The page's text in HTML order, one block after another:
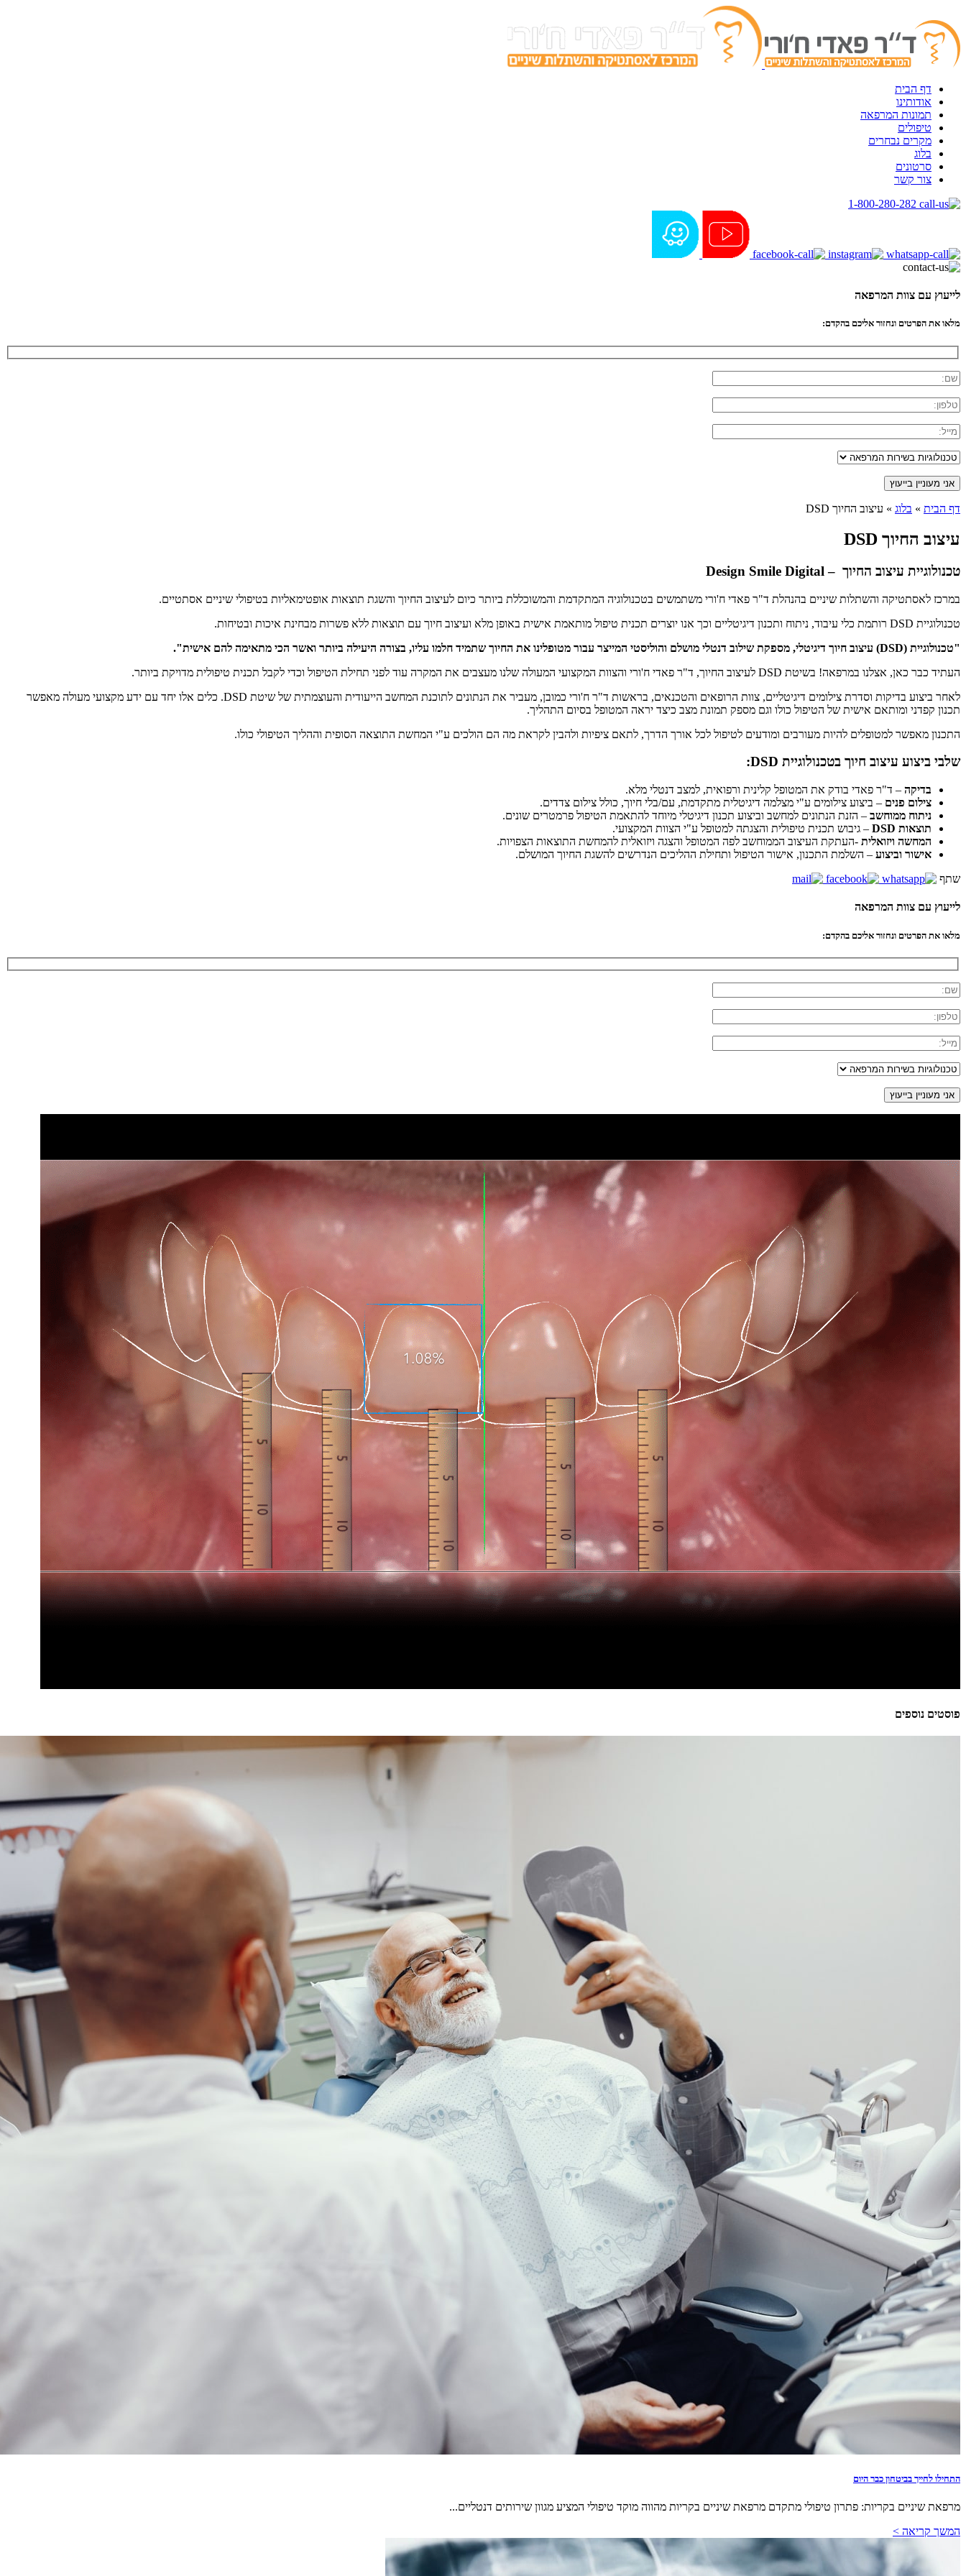
דף הבית
אודותינו
תמונות המרפאה
טיפולים
מקרים נבחרים
בלוג
סרטונים
צור קשר
1-800-280-282
לייעוץ עם צוות המרפאה
מלאו את הפרטים ונחזור אליכם בהקדם:
דף הבית » בלוג » עיצוב החיוך DSD
עיצוב החיוך DSD
טכנולוגיית עיצוב החיוך – Design Smile Digital
במרכז לאסתטיקה והשתלות שיניים בהנהלת ד"ר פאדי ח'ורי משתמשים בטכנולוגיה המתקדמת והמשוכללת ביותר כיום לעיצוב החיוך והשגת תוצאות אופטימאליות בטיפולי שיניים אסתטיים.
טכנולוגיית DSD רותמת כלי עיבוד, ניתוח ותכנון דיגיטליים וכך אנו יוצרים תכנית טיפול מותאמת אישית באופן מלא ועיצוב חיוך עם תוצאות ללא פשרות מבחינת איכות ובטיחות.
"טכנולוגיית (DSD) עיצוב חיוך דיגיטלי, מספקת שילוב דנטלי מושלם והוליסטי המייצר עבור
מטופלינו את החיוך שתמיד חלמו עליו, בצורה היעילה ביותר ואשר הכי מתאימה להם אישית".
העתיד כבר כאן, אצלנו במרפאה! בשיטת DSD לעיצוב החיוך, ד"ר פאדי ח'ורי והצוות המקצועי המעולה שלנו מעצבים את המקרה עוד לפני תחילת הטיפול וכדי לקבל תכנית טיפולית מדויקת ביותר.
לאחר ביצוע בדיקות וסדרת צילומים דיגיטליים, צוות הרופאים והטכנאים, בראשות ד"ר ח'ורי כמובן, מעביר את הנתונים לתוכנת המחשב הייעודית והעוצמתית של שיטת DSD. כלים אלו יחד עם ידע מקצועי מעולה מאפשר
תכנון קפדני ומותאם אישית של הטיפול כולו וגם מספק תמונת מצב כיצד יראה המטופל בסיום התהליך.
התכנון מאפשר למטופלים להיות מעורבים ומודעים לטיפול לכל אורך הדרך, לתאם ציפיות ולהבין לקראת מה הם הולכים ע"י המחשת התוצאה הסופית וההליך הטיפולי כולו.
שלבי ביצוע עיצוב חיוך בטכנולוגיית DSD:
בדיקה – ד"ר פאדי בודק את המטופל קלינית ורפואית, למצב דנטלי מלא.
צילום פנים – ביצוע צילומים ע"י מצלמה דיגיטלית מתקדמת, עם/בלי חיוך, כולל צילום צדדים.
ניתוח ממוחשב – הזנת הנתונים למחשב וביצוע תכנון דיגיטלי מיוחד להתאמת הטיפול פרמטרים שונים.
תוצאות DSD
– גיבוש תכנית טיפולית והצגתה למטופל ע"י הצוות המקצועי.
המחשה ויזואלית -העתקת העיצוב הממוחשב לפה המטופל והצגה ויזואלית להמחשת התוצאות הצפויות.
אישור וביצוע – השלמת התכנון, אישור הטיפול ותחילת ההליכים הנדרשים להשגת החיוך המושלם.
שתף
לייעוץ עם צוות המרפאה
מלאו את הפרטים ונחזור אליכם בהקדם:
פוסטים נוספים
התחילו לחייך בביטחון כבר היום
מרפאת שיניים בקריות: פתרון טיפולי מתקדם מרפאת שיניים בקריות מהווה מוקד טיפולי המציע מגוון שירותים דנטליים...
המשך קריאה >